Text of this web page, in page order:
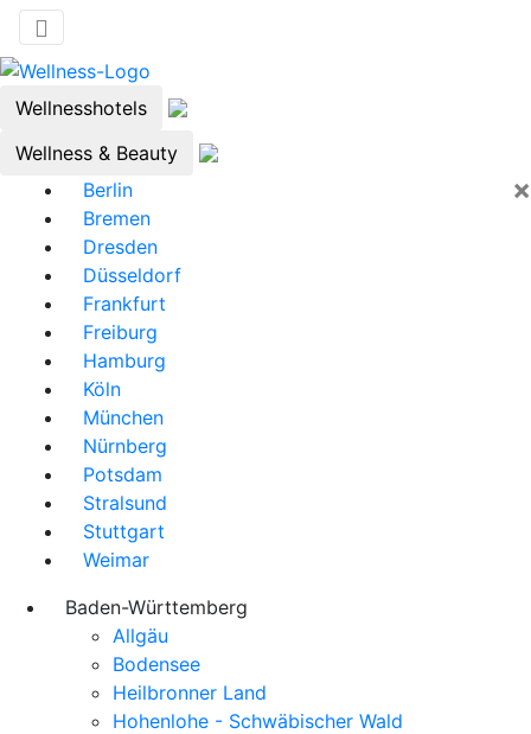
Wellnesshotels
Wellness & Beauty
×
Berlin
Bremen
Dresden
Düsseldorf
Frankfurt
Freiburg
Hamburg
Köln
München
Nürnberg
Potsdam
Stralsund
Stuttgart
Weimar
Baden-Württemberg
Allgäu
Bodensee
Heilbronner Land
Hohenlohe - Schwäbischer Wald